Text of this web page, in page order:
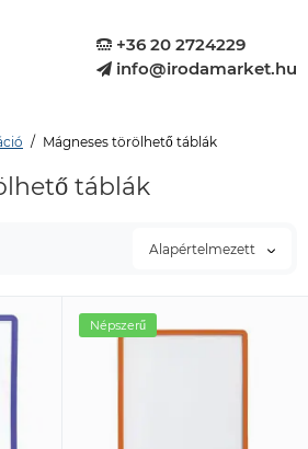
+36 20 2724229
info@irodamarket.hu
Mágneses törölhető táblák
táblák
Alapértelmezett
Népszerű